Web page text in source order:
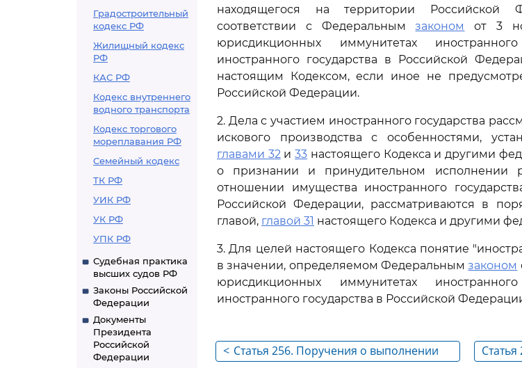
Градостроительный
кодекс РФ
Жилищный кодекс
РФ
КАС РФ
Кодекс внутреннего
водного транспорта
Кодекс торгового
мореплавания РФ
Семейный кодекс
ТК РФ
УИК РФ
УК РФ
УПК РФ
Судебная практика
высших судов РФ
Законы Российской
Федерации
Документы
Президента
Российской
Федерации
находящегося на территории Российской
соответствии с Федеральнымзаконом
от 3
юрисдикционных иммунитетах
иностранного государства в Российской
настоящим Кодексом, если иное не
Российской Федерации.
2. Дела с участием иностранного государства
искового производства с особенностями,
главами 32и33 настоящего Кодекса и другими
о признании и принудительном исполнении
отношении имущества иностранного
Российской Федерации, рассматриваются в
главой, главой 31 настоящего Кодекса и другими
3. Для целей настоящего Кодекса понятие
в значении, определяемом Федеральнымзаконом
юрисдикционных иммунитетах
иностранного государства в Российской
< Статья 256. Поручения о выполнении